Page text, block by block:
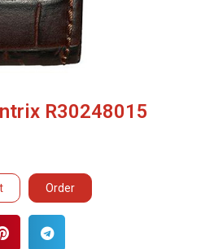
R30248015
Order